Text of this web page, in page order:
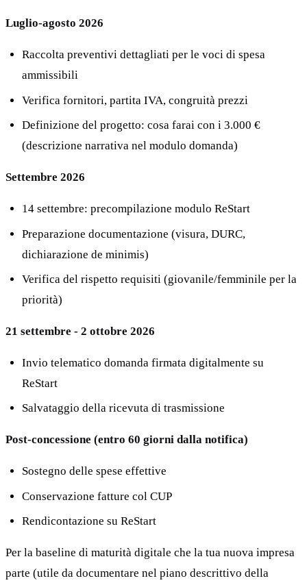
Luglio-agosto 2026
Raccolta preventivi dettagliati per le voci di spesa
ammissibili
Verifica fornitori, partita IVA, congruità prezzi
Definizione del progetto: cosa farai con i 3.000 €
(descrizione narrativa nel modulo domanda)
Settembre 2026
14 settembre: precompilazione modulo ReStart
Preparazione documentazione (visura, DURC,
dichiarazione de minimis)
Verifica del rispetto requisiti (giovanile/femminile per la
priorità)
21 settembre - 2 ottobre 2026
Invio telematico domanda firmata digitalmente su
ReStart
Salvataggio della ricevuta di trasmissione
Post-concessione (entro 60 giorni dalla notifica)
Sostegno delle spese effettive
Conservazione fatture col CUP
Rendicontazione su ReStart
Per la baseline di maturità digitale che la tua nuova impresa
parte (utile da documentare nel piano descrittivo della